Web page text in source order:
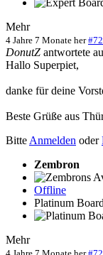
Mehr
4 Jahre 7 Monate her
DonutZ antwortete
Hallo Superpiet,
danke für deine
Beste Grüße aus
Bitte Anmelden oder
Zembron
Offline
Platinum
Mehr